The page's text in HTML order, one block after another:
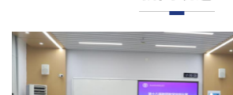
实践教学
产教融合